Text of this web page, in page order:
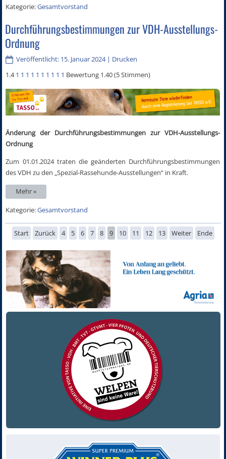
Kategorie:Gesamtvorstand
Durchführungsbestimmungen zur VDH-Ausstellungs-
Ordnung
Veröffentlicht: 15. Januar 2024| Drucken
1.41 1 1 1 1 1 1 1 1 1 Bewertung 1.40 (5 Stimmen)
Änderung der Durchführungsbestimmungen zur VDH-Ausstellungs-
Ordnung
Zum 01.01.2024 traten die geänderten Durchführungsbestimmungen
des VDH zu den „Spezial-Rassehunde-Ausstellungen“ in Kraft.
Mehr »
Kategorie:Gesamtvorstand
Start Zurück 4 5 6 7 8 9 10 11 12 13 Weiter Ende